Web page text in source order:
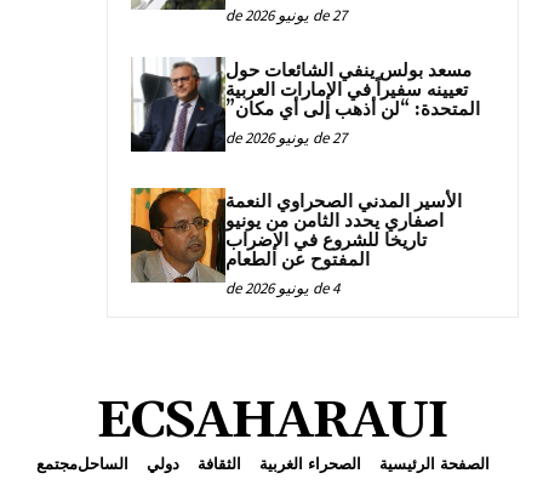
27 de يونيو de 2026
مسعد بولس ينفي الشائعات حول
تعيينه سفيراً في الإمارات العربية
المتحدة: “لن أذهب إلى أي مكان”
27 de يونيو de 2026
الأسير المدني الصحراوي النعمة
اصفاري يحدد الثامن من يونيو
تاريخا للشروع في الإضراب
المفتوح عن الطعام
4 de يونيو de 2026
ECSAHARAUI
الصفحة الرئيسية الصحراء الغربية الثقافة دولي الساحلمجتمع